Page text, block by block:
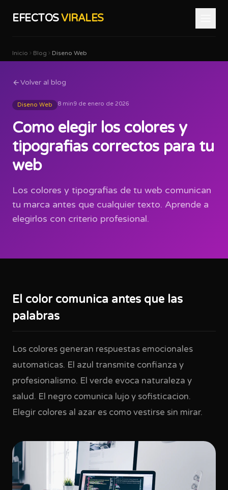
EFECTOSVIRALES
Inicio Blog Diseno Web
Volver al blog
Diseno Web 8 min9 de enero de 2026
Como elegir los colores y
tipografias correctos para tu
web
Los colores y tipografias de tu web comunican
tu marca antes que cualquier texto. Aprende a
elegirlos con criterio profesional.
El color comunica antes que las
palabras
Los colores generan respuestas emocionales
automaticas. El azul transmite confianza y
profesionalismo. El verde evoca naturaleza y
salud. El negro comunica lujo y sofisticacion.
Elegir colores al azar es como vestirse sin mirar.